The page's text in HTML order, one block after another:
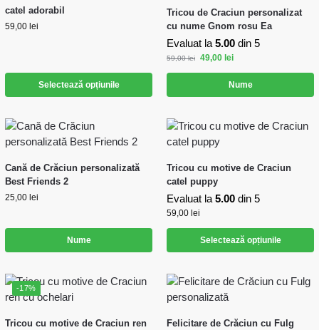
catel adorabil
59,00 lei
Selectează opțiunile
Tricou de Craciun personalizat
cu nume Gnom rosu Ea
Evaluat la 5.00 din 5
59,00lei 49,00 lei
Nume
Cană de Crăciun personalizată
Best Friends 2
25,00 lei
Nume
Tricou cu motive de Craciun
catel puppy
Evaluat la 5.00 din 5
59,00 lei
Selectează opțiunile
-17%
Tricou cu motive de Craciun ren
Felicitare de Crăciun cu Fulg